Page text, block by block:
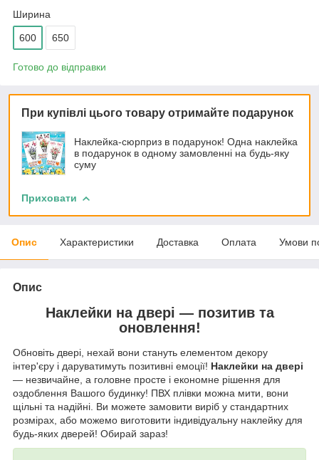
Ширина
600 650
Готово до відправки
При купівлі цього товару отримайте подарунок
Наклейка-сюрприз в подарунок! Одна наклейка
в подарунок в одному замовленні на будь-яку
суму
Приховати
Опис Характеристики Доставка Оплата Умови
Опис
Наклейки на двері — позитив та
оновлення!
Обновіть двері, нехай вони стануть елементом декору
інтер'єру і даруватимуть позитивні емоції! Наклейки на двері
— незвичайне, а головне просте і економне рішення для
оздоблення Вашого будинку! ПВХ плівки можна мити, вони
щільні та надійні. Ви можете замовити виріб у стандартних
розмірах, або можемо виготовити індивідуальну наклейку для
будь-яких дверей! Обирай зараз!